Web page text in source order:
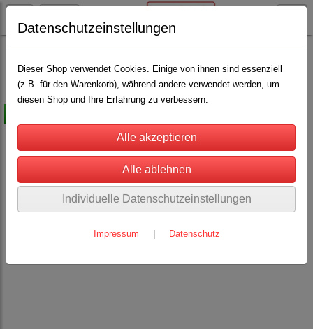
Pferdehaltung Hufbeschlagartikel(5)
Datenschutzeinstellungen
Dieser Shop verwendet Cookies. Einige von ihnen sind essenziell
(z.B. für den Warenkorb), während andere verwendet werden, um
diesen Shop und Ihre Erfahrung zu verbessern.
Individuelle Datenschutzeinstellungen
Impressum Datenschutz